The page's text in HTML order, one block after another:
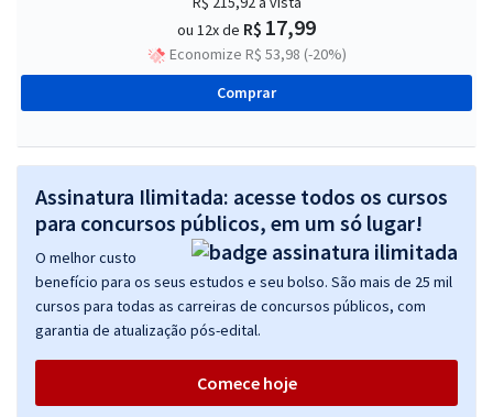
ou 12x de R$ 17,99
Economize R$ 53,98 (-20%)
Comprar
Assinatura Ilimitada: acesse todos os cursos
para concursos públicos, em um só lugar!
O melhor custo
benefício para os seus estudos e seu bolso. São mais de 25 mil
cursos para todas as carreiras de concursos públicos, com
garantia de atualização pós-edital.
Comece hoje